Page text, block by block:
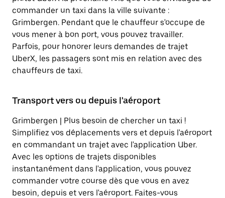
commander un taxi dans la ville suivante :
Grimbergen. Pendant que le chauffeur s'occupe de
vous mener à bon port, vous pouvez travailler.
Parfois, pour honorer leurs demandes de trajet
UberX, les passagers sont mis en relation avec des
chauffeurs de taxi.
Transport vers ou depuis l'aéroport
Grimbergen | Plus besoin de chercher un taxi !
Simplifiez vos déplacements vers et depuis l'aéroport
en commandant un trajet avec l'application Uber.
Avec les options de trajets disponibles
instantanément dans l'application, vous pouvez
commander votre course dès que vous en avez
besoin, depuis et vers l'aéroport. Faites-vous